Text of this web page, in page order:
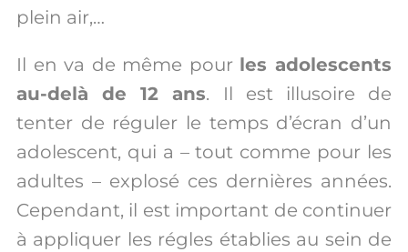
plein air,…
Il en va de même pour les adolescents
au-delà de 12 ans. Il est illusoire de
tenter de réguler le temps d’écran d’un
adolescent, qui a – tout comme pour les
adultes – explosé ces dernières années.
Cependant, il est important de continuer
à appliquer les régles établies au sein de